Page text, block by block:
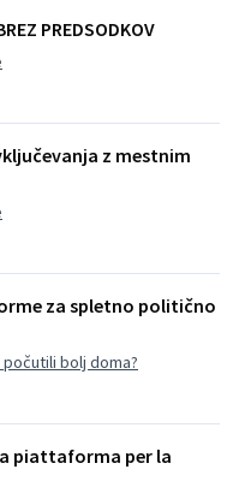
PREDSODKOV
z mestnim
za spletno politično
bolj doma?
piattaforma per la